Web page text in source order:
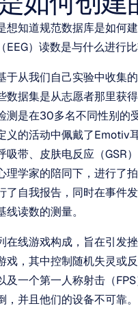
想知道规范数据库是如何
EEG）读数是与什么进行
于从我们自己实验中收集
数据集是从志愿者那里获
测是在30多名不同性别的
义的活动中佩戴了Emotiv
吸带、皮肤电反应（GSR
理学家的陪同下，进行了
了自我报告，同时在事件
读数的测量。
在线游戏构成，旨在引发
戏，其中控制随机失灵或反
及一个第一人称射击（FPS
，并且他们的设备不可靠。